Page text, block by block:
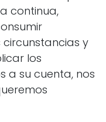
continua,
y
los
a su cuenta, nos